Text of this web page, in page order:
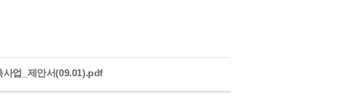
사업_제안서(09.01).pdf